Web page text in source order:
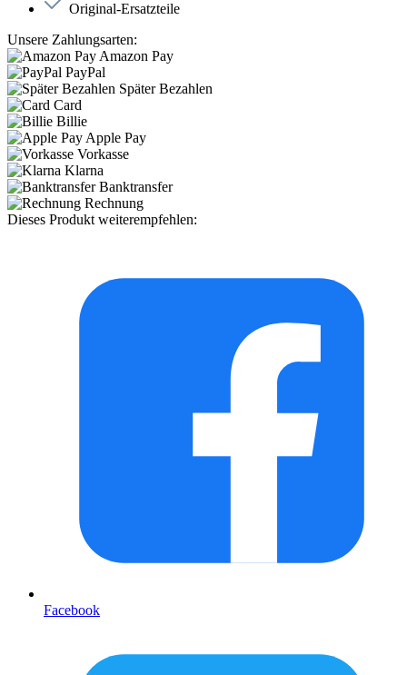
Original-Ersatzteile
Unsere Zahlungsarten:
Amazon Pay
PayPal
Später Bezahlen
Card
Billie
Apple Pay
Vorkasse
Klarna
Banktransfer
Rechnung
Dieses Produkt weiterempfehlen:
Facebook